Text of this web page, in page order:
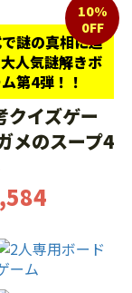
謎の真相に迫
人気謎解きボ
第4弾！！
10%
0FF
クイズゲー
メのスープ4